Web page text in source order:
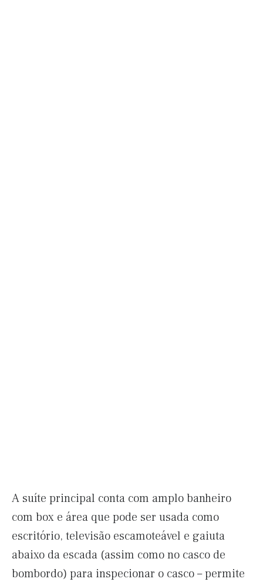
A suíte principal conta com amplo banheiro
com box e área que pode ser usada como
escritório, televisão escamoteável e gaiuta
abaixo da escada (assim como no casco de
bombordo) para inspecionar o casco – permite